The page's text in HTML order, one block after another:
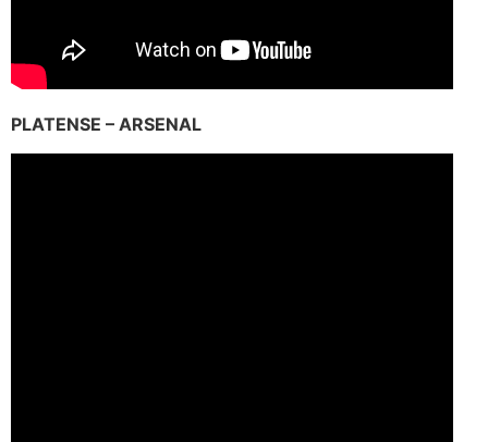
PLATENSE – ARSENAL